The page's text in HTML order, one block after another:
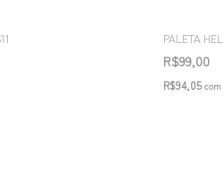
PALETA
R$99,00
R$94,05com